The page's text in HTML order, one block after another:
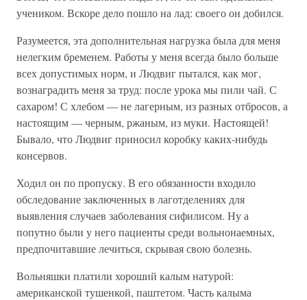
учеником. Вскоре дело пошло на лад: своего он добился.
Разумеется, эта дополнительная нагрузка была для меня
нелегким бременем. Работы у меня всегда было больше
всех допустимых норм, и Людвиг пытался, как мог,
вознаградить меня за труд: после урока мы пили чай. С
сахаром! С хлебом — не лагерным, из разных отбросов, а
настоящим — черным, ржаным, из муки. Настоящей!
Бывало, что Людвиг приносил коробку каких-нибудь
консервов.
Ходил он по пропуску. В его обязанности входило
обследование заключенных в лаготделениях для
выявления случаев заболевания сифилисом. Ну а
попутно были у него пациенты среди вольнонаемных,
предпочитавшие лечиться, скрывая свою болезнь.
Вольняшки платили хороший калым натурой:
американской тушенкой, паштетом. Часть калыма